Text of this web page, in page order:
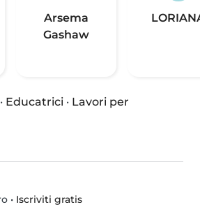
Arsema
Gashaw
· Educatrici · Lavori per
• Iscriviti gratis